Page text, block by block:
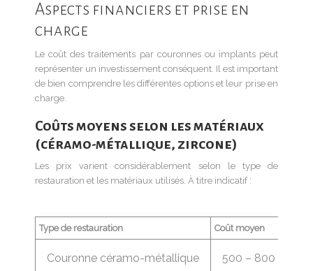
Aspects financiers et prise en
charge
Le coût des traitements par couronnes ou implants peut
représenter un investissement conséquent. Il est important
de bien comprendre les différentes options et leur prise en
charge.
Coûts moyens selon les matériaux
(céramo-métallique, zircone)
Les prix varient considérablement selon le type de
restauration et les matériaux utilisés. À titre indicatif :
Type de restauration Coût moyen
Couronne céramo-métallique 500 – 800 €